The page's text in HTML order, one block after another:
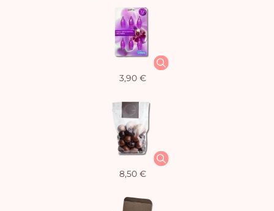
3,90 €
8,50 €